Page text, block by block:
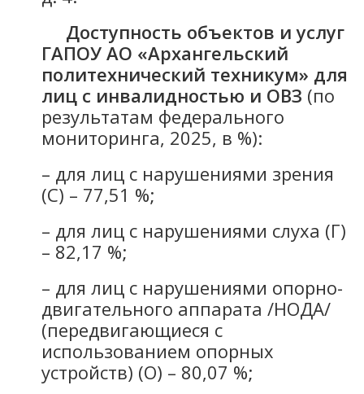
Доступность объектов и услуг
ГАПОУ АО «Архангельский
политехнический техникум» для
лиц с инвалидностью и ОВЗ (по
результатам федерального
мониторинга, 2025, в %):
– для лиц с нарушениями зрения
(С) – 77,51 %;
– для лиц с нарушениями слуха (Г)
– 82,17 %;
– для лиц с нарушениями опорно-
двигательного аппарата /НОДА/
(передвигающиеся с
использованием опорных
устройств) (О) – 80,07 %;